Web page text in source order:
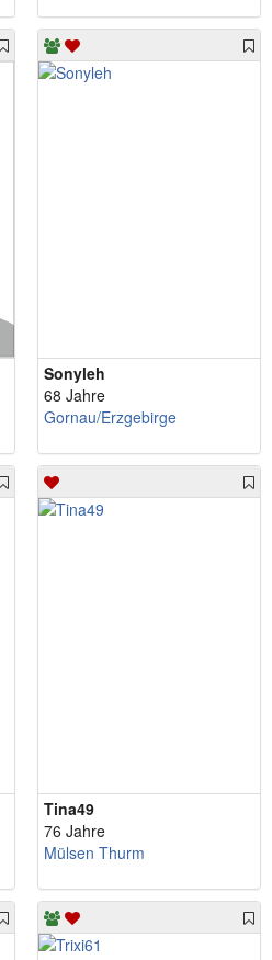
Sonyleh
68 Jahre
Gornau/Erzgebirge
Tina49
76 Jahre
Mülsen Thurm